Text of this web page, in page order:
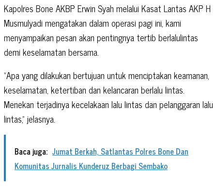
Kapolres Bone AKBP Erwin Syah melalui Kasat Lantas AKP H
Musmulyadi mengatakan dalam operasi pagi ini, kami
menyampaikan pesan akan pentingnya tertib berlalulintas
demi keselamatan bersama.
“Apa yang dilakukan bertujuan untuk menciptakan keamanan,
keselamatan, ketertiban dan kelancaran berlalu lintas.
Menekan terjadinya kecelakaan lalu lintas dan pelanggaran lalu
lintas,” jelasnya.
Baca juga: Jumat Berkah, Satlantas Polres Bone Dan
Komunitas Jurnalis Kunderuz Berbagi Sembako